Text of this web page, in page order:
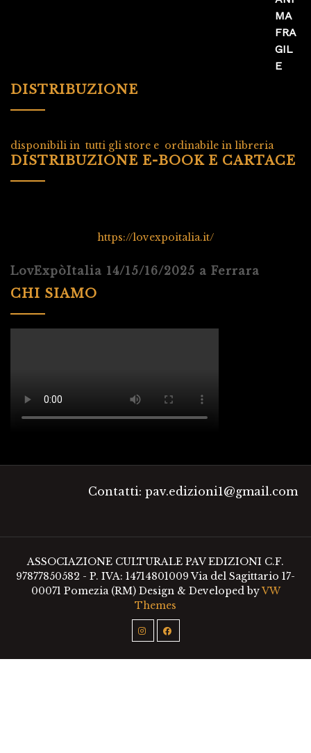
DISTRIBUZIONE
disponibili in tutti gli store e ordinabile in libreria
DISTRIBUZIONE E-BOOK E CARTACE
https://lovexpoitalia.it/
LovExpòItalia 14/15/16/2025 a Ferrara
CHI SIAMO
Contatti: pav.edizioni1@gmail.com
ASSOCIAZIONE CULTURALE PAV EDIZIONI C.F.
97877850582 - P. IVA: 14714801009 Via del Sagittario 17-
00071 Pomezia (RM)Design & Developed byVW
Themes